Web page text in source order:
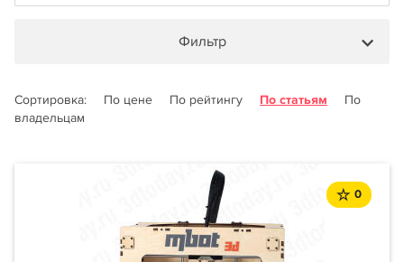
Фильтр
Сортировка: По цене По рейтингу По статьям
По
владельцам
0